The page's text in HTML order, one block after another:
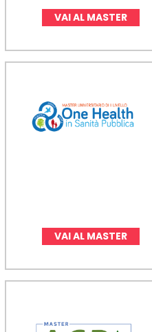
VAI AL MASTER
VAI AL MASTER